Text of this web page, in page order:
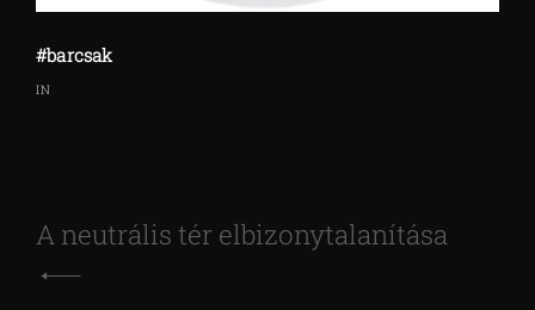
#barcsak
IN
Bejegyzés
navigáció
A neutrális tér elbizonytalanítása